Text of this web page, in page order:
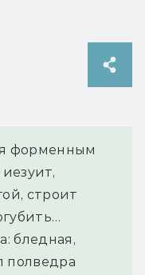
форменным
строит
бледная,
полведра